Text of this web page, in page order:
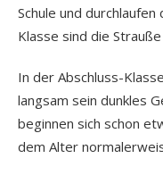
Schule und
Klasse sind die
In der Abschluss-
langsam sein dunkles
beginnen sich schon
dem Alter